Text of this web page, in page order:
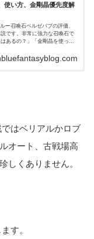
使い方、金剛晶優先度解
ー召喚石ベルゼバブの評価、
です。非常に強力な召喚石で
あるの？」「金剛晶を使って
はベリアルかロブ
オート、古戦場高
しくありません。
す。